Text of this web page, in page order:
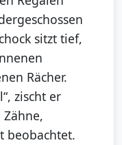
sitzt tief,
Rächer.
zischt er
beobachtet.